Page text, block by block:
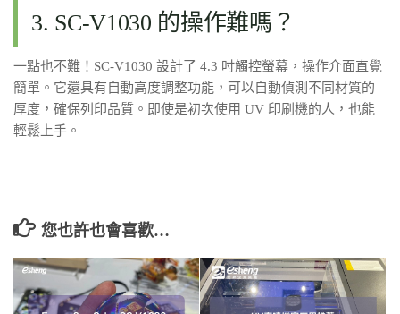
3. SC-V1030 的操作難嗎？
一點也不難！SC-V1030 設計了 4.3 吋觸控螢幕，操作介面直覺
簡單。它還具有自動高度調整功能，可以自動偵測不同材質的
厚度，確保列印品質。即使是初次使用 UV 印刷機的人，也能
輕鬆上手。
您也許也會喜歡…